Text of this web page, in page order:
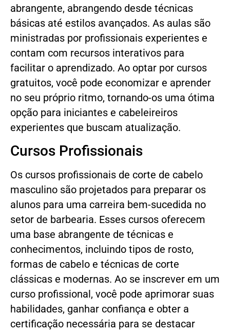
abrangente, abrangendo desde técnicas
básicas até estilos avançados. As aulas são
ministradas por profissionais experientes e
contam com recursos interativos para
facilitar o aprendizado. Ao optar por cursos
gratuitos, você pode economizar e aprender
no seu próprio ritmo, tornando-os uma ótima
opção para iniciantes e cabeleireiros
experientes que buscam atualização.
Cursos Profissionais
Os cursos profissionais de corte de cabelo
masculino são projetados para preparar os
alunos para uma carreira bem-sucedida no
setor de barbearia. Esses cursos oferecem
uma base abrangente de técnicas e
conhecimentos, incluindo tipos de rosto,
formas de cabelo e técnicas de corte
clássicas e modernas. Ao se inscrever em um
curso profissional, você pode aprimorar suas
habilidades, ganhar confiança e obter a
certificação necessária para se destacar